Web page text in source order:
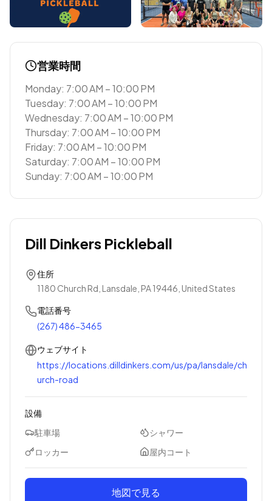
営業時間
Monday: 7:00 AM – 10:00 PM
Tuesday: 7:00 AM – 10:00 PM
Wednesday: 7:00 AM – 10:00 PM
Thursday: 7:00 AM – 10:00 PM
Friday: 7:00 AM – 10:00 PM
Saturday: 7:00 AM – 10:00 PM
Sunday: 7:00 AM – 10:00 PM
Dill Dinkers Pickleball
住所
1180 Church Rd, Lansdale, PA 19446, United States
電話番号
(267) 486-3465
ウェブサイト
https://locations.dilldinkers.com/us/pa/lansdale/ch
urch-road
設備
駐車場
シャワー
ロッカー
屋内コート
地図で見る